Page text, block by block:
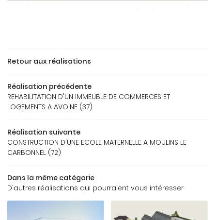
RÉFÉRENCES
FONT CONFIANCE
Retour aux réalisations
Réalisation précédente
REHABILITATION D'UN IMMEUBLE DE COMMERCES ET
LOGEMENTS A AVOINE (37)
Réalisation suivante
CONSTRUCTION D'UNE ECOLE MATERNELLE A MOULINS LE
CARBONNEL (72)
Dans la même catégorie
D'autres réalisations qui pourraient vous intéresser